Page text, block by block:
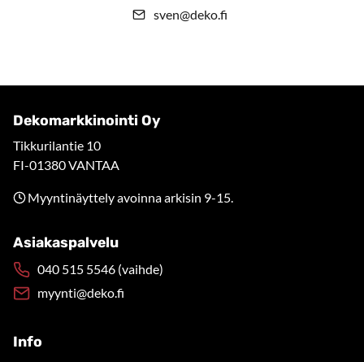
sven@deko.fi
Dekomarkkinointi Oy
Tikkurilantie 10
FI-01380 VANTAA
Myyntinäyttely avoinna arkisin 9-15.
Asiakaspalvelu
040 515 5546 (vaihde)
myynti@deko.fi
Info